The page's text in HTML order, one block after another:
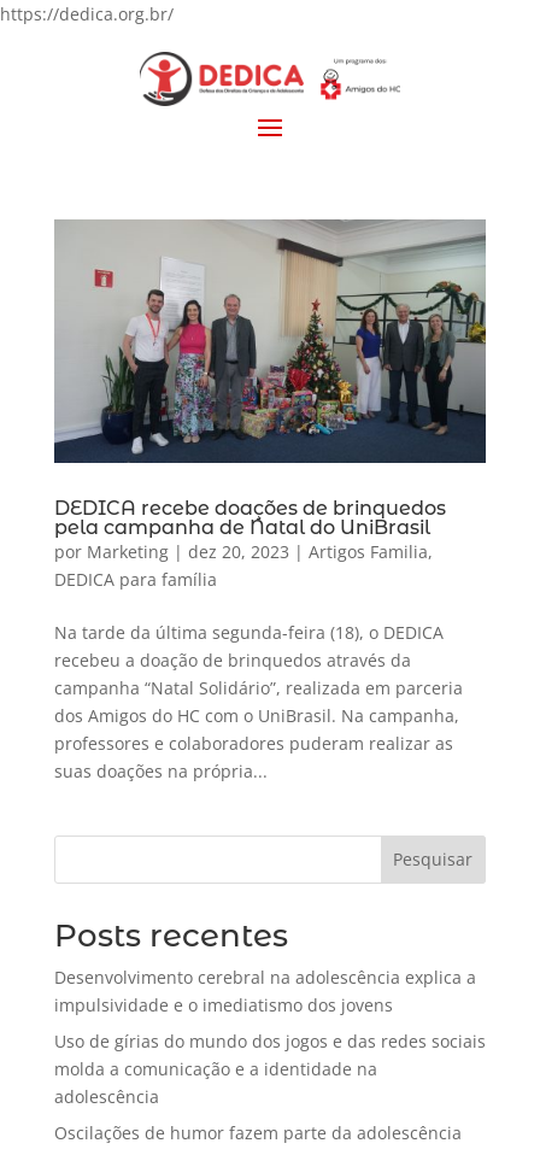
https://dedica.org.br/
DEDICA recebe doações de brinquedos
pela campanha de Natal do UniBrasil
por Marketing| dez 20, 2023 | Artigos Familia,
DEDICA para família
Na tarde da última segunda-feira (18), o DEDICA
recebeu a doação de brinquedos através da
campanha “Natal Solidário”, realizada em parceria
dos Amigos do HC com o UniBrasil. Na campanha,
professores e colaboradores puderam realizar as
suas doações na própria...
Pesquisar
Posts recentes
Desenvolvimento cerebral na adolescência explica a
impulsividade e o imediatismo dos jovens
Uso de gírias do mundo dos jogos e das redes sociais
molda a comunicação e a identidade na
adolescência
Oscilações de humor fazem parte da adolescência